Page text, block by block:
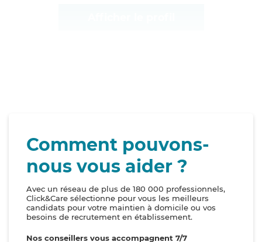
Comment pouvons-
nous vous aider ?
Avec un réseau de plus de 180 000 professionnels,
Click&Care sélectionne pour vous les meilleurs
candidats pour votre maintien à domicile ou vos
besoins de recrutement en établissement.
Nos conseillers vous accompagnent 7/7